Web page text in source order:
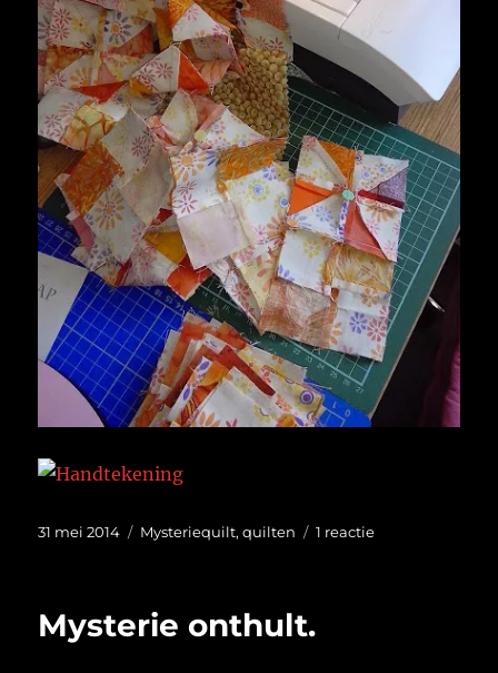
Geplaatst
31 mei 2014 Categorieën
Mysteriequilt,quilten 1 reactieop
Mysterie onthult.